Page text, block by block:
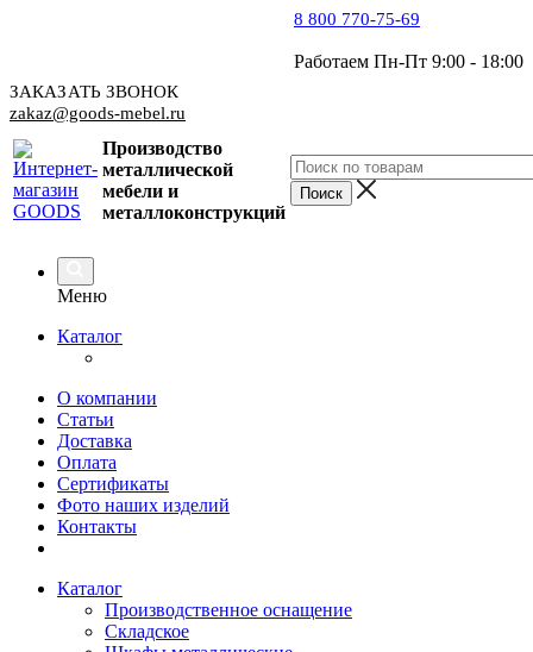
8 800 770-75-69
Работаем Пн-Пт 9:00 - 18:00
ЗАКАЗАТЬ ЗВОНОК
zakaz@goods-mebel.ru
Производство
металлической
мебели и
металлоконструкций
Меню
Каталог
О компании
Статьи
Доставка
Оплата
Сертификаты
Фото наших изделий
Контакты
Каталог
Производственное оснащение
Складское